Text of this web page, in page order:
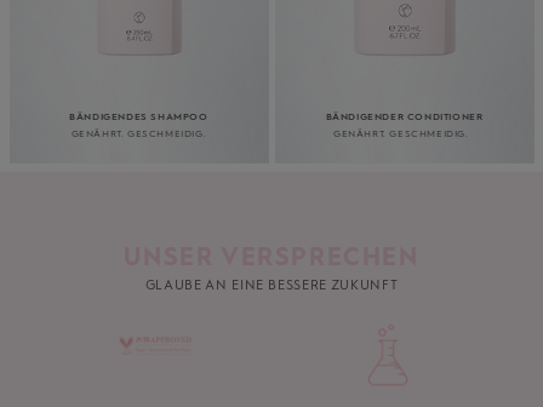
BÄNDIGENDES SHAMPOO
GENÄHRT. GESCHMEIDIG.
BÄNDIGENDER CONDITIONER
GENÄHRT. GESCHMEIDIG.
GLAUBE AN EINE BESSERE ZUKUNFT